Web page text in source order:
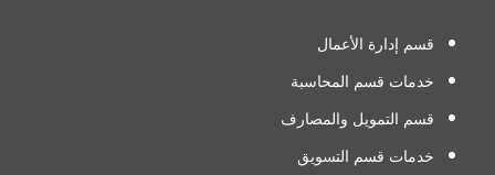
قسم إدارة الأعمال
خدمات قسم المحاسبة
قسم التمويل والمصارف
خدمات قسم التسويق